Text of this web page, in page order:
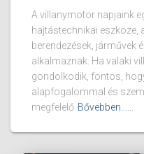
A villanymotor napjaink
hajtástechnikai eszköze,
berendezések, járművek
alkalmaznak. Ha valaki
gondolkodik, fontos,
alapfogalommal és
megfelelő Bővebben...…